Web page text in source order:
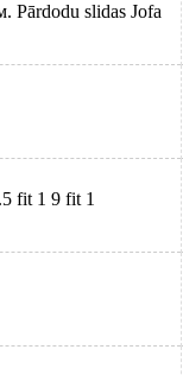
Pārdodu slidas Jofa
fit 1 9 fit 1